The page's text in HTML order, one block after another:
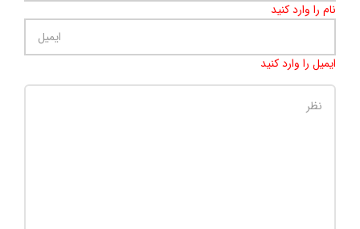
نام را وارد کنید
ایمیل را وارد کنید